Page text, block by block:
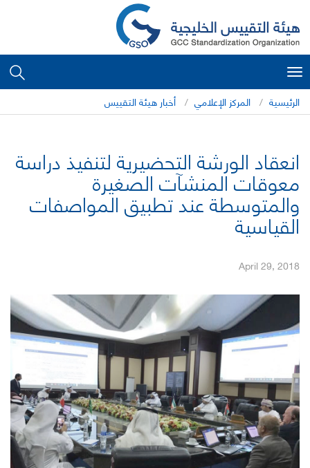
Toggle
navigation
الرئيسية المركز الإعلامي أخبار هيئة التقييس
انعقاد الورشة التحضيرية لتنفيذ دراسة
معوقات المنشآت الصغيرة
والمتوسطة عند تطبيق المواصفات
القياسية
April 29, 2018